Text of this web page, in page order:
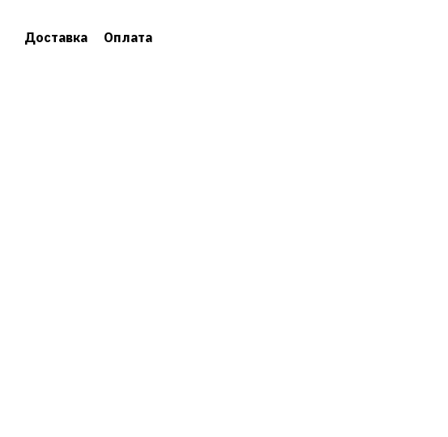
Доставка Оплата